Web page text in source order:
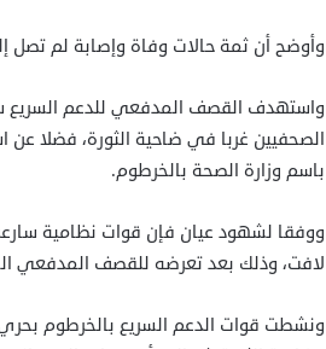
وأوضح أن ثمة حالات وفاة وإصابة لم
واستهدف القصف المدفعي للدعم السريع
الصحفيين غربا في ضاحية الثورة، فضلا عن
باسم وزارة الصحة بالخرطوم.
ووفقا لشهود عيان فإن قوات نظامية
لافت، وذلك بعد تعرضه للقصف المدفعي
ونشطت قوات الدعم السريع بالخرطوم